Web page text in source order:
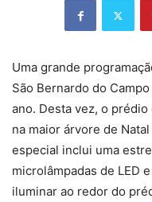
Uma grande
São Bernardo do
ano. Desta vez, o
na maior árvore de
especial inclui uma
microlâmpadas de LED
iluminar ao redor do